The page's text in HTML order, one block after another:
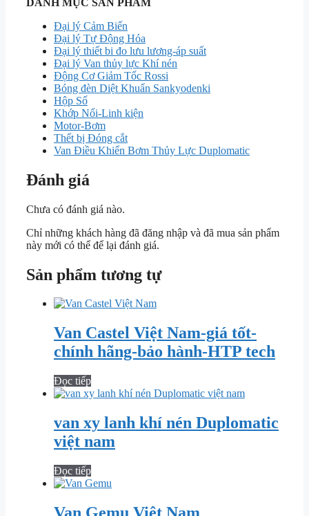
Đại lý Cảm Biến
Đại lý Tự Động Hóa
Đại lý thiết bi đo lưu lương-áp suất
Đại lý Van thủy lực Khí nén
Động Cơ Giảm Tốc Rossi
Bóng đèn Diệt Khuẩn Sankyodenki
Hộp Số
Khớp Nối-Linh kiện
Motor-Bơm
Thết bị Đóng cắt
Van Điều Khiển Bơm Thủy Lực Duplomatic
Đánh giá
Chưa có đánh giá nào.
Chỉ những khách hàng đã đăng nhập và đã mua sản phẩm
này mới có thể để lại đánh giá.
Sản phẩm tương tự
Van Castel Việt Nam-giá tốt-
chính hãng-bảo hành-HTP tech
Đọc tiếp
van xy lanh khí nén Duplomatic
việt nam
Đọc tiếp